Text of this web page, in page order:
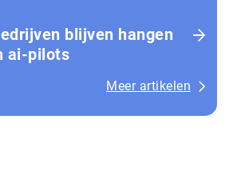
blijven hangen
ai-pilots
Meer artikelen